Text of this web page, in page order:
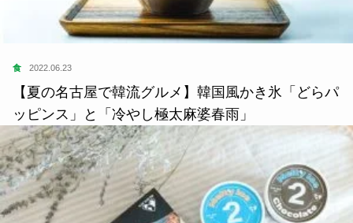
食 2022.06.23
【夏の名古屋で韓流グルメ】韓国風かき氷「どらパ
ッピンス」と「冷やし極太麻婆春雨」